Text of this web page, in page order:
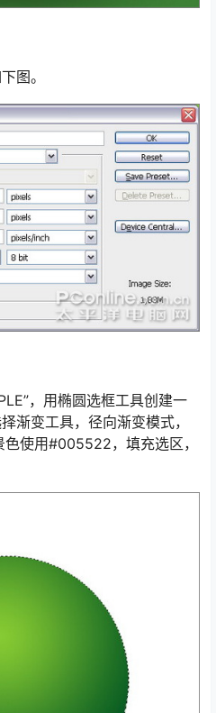
图。
，用椭圆选框工具创建一
渐变工具，径向渐变模式，
使用#005522，填充选区，